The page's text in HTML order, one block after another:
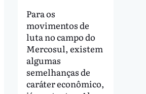
Para os
movimentos de
luta no campo do
Mercosul, existem
algumas
semelhanças de
caráter econômico,